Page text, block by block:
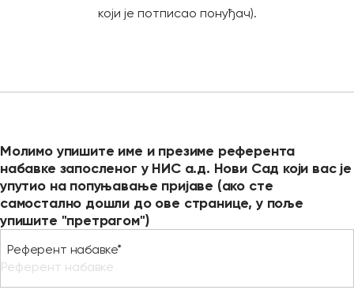
који је потписао понуђач).
Молимо упишите име и презиме референта
набавке запосленог у НИС а.д. Нови Сад који вас је
упутио на попуњавање пријаве (ако сте
самостално дошли до ове странице, у поље
упишите "претрагом")
Референт набавке*